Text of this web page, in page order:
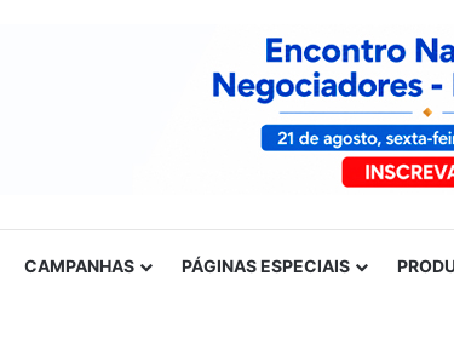
CAMPANHAS PÁGINAS ESPECIAIS